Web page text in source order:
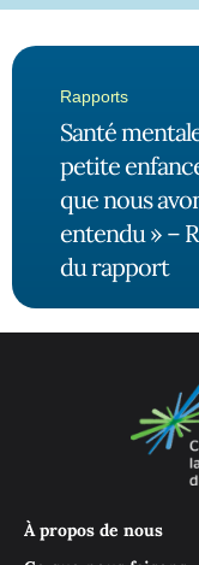
Rapports
Santé
petite
que nous
entendu » –
du rapport
À propos de nous